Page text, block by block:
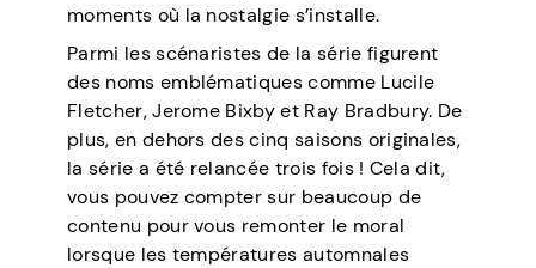
moments où la nostalgie s’installe.
Parmi les scénaristes de la série figurent
des noms emblématiques comme Lucile
Fletcher, Jerome Bixby et Ray Bradbury. De
plus, en dehors des cinq saisons originales,
la série a été relancée trois fois ! Cela dit,
vous pouvez compter sur beaucoup de
contenu pour vous remonter le moral
lorsque les températures automnales